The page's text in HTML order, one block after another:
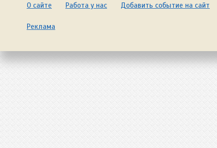
О сайте Работа у нас Добавить событие на сайт
Реклама